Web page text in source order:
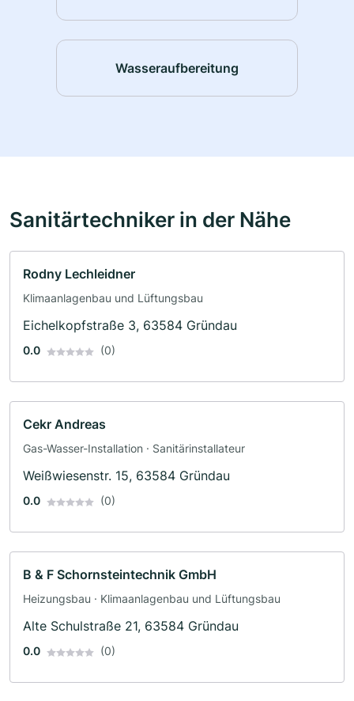
Wasseraufbereitung
Sanitärtechniker in der Nähe
Rodny Lechleidner
Klimaanlagenbau und Lüftungsbau
Eichelkopfstraße 3, 63584 Gründau
0.0 (0)
Cekr Andreas
Gas-Wasser-Installation · Sanitärinstallateur
Weißwiesenstr. 15, 63584 Gründau
0.0 (0)
B & F Schornsteintechnik GmbH
Heizungsbau · Klimaanlagenbau und Lüftungsbau
Alte Schulstraße 21, 63584 Gründau
0.0 (0)